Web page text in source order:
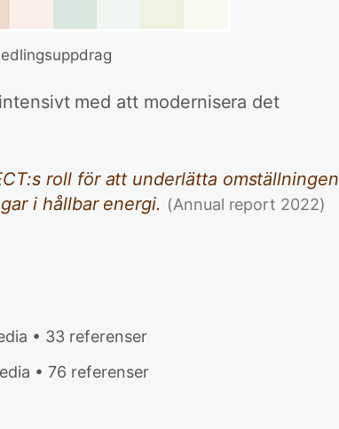
med att modernisera det
roll för att underlätta omställningen
i hållbar energi. (Annual report 2022)
• 33 referenser
• 76 referenser